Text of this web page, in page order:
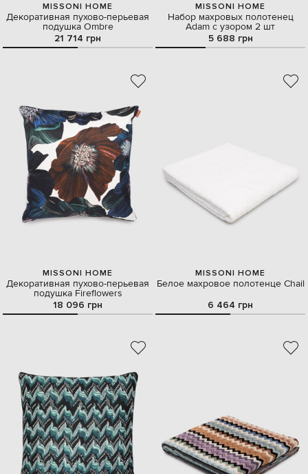
MISSONI HOME
Декоративная пухово-перьевая
подушка Ombre
21 714 грн
MISSONI HOME
Набор махровых полотенец
Adam с узором 2 шт
5 688 грн
MISSONI HOME
Декоративная пухово-перьевая
подушка Fireflowers
18 096 грн
MISSONI HOME
Белое махровое полотенце Chail
6 464 грн